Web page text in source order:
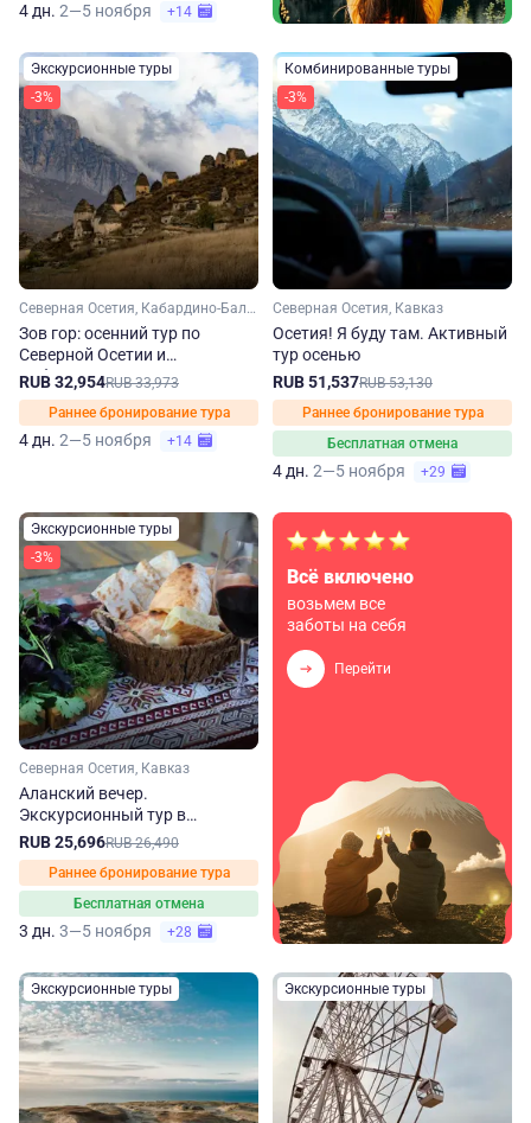
4 дн. 2—5 ноября +14
Экскурсионные туры
-3%
Северная Осетия, Кабардино-Балкария, Кавказ
Зов гор: осенний тур по
Северной Осетии и
Кабардино-Балкарии
RUB 32,954RUB 33,973
Раннее бронирование тура
4 дн. 2—5 ноября +14
Комбинированные туры
-3%
Северная Осетия, Кавказ
Осетия! Я буду там. Активный
тур осенью
RUB 51,537RUB 53,130
Раннее бронирование тура
Бесплатная отмена
4 дн. 2—5 ноября +29
Экскурсионные туры
-3%
Северная Осетия, Кавказ
Аланский вечер.
Экскурсионный тур в
Северную Осетию осенью
RUB 25,696RUB 26,490
Раннее бронирование тура
Бесплатная отмена
3 дн. 3—5 ноября +28
Всё включено
возьмем все
заботы на себя
Перейти
Экскурсионные туры Экскурсионные туры